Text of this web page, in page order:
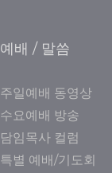
예배 / 말씀
주일예배 동영상
수요예배 방송
담임목사 컬럼
특별 예배/기도회